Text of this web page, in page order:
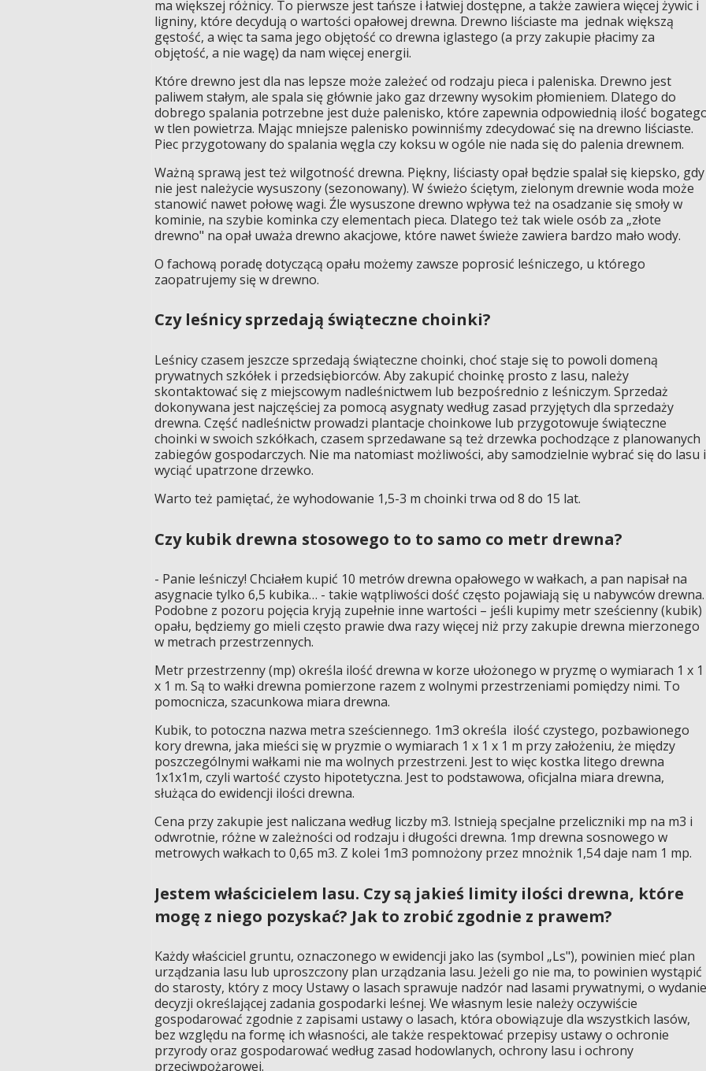
ma większej różnicy. To pierwsze jest tańsze i łatwiej dostępne, a także zawiera więcej żywic i
ligniny, które decydują o wartości opałowej drewna. Drewno liściaste ma jednak większą
gęstość, a więc ta sama jego objętość co drewna iglastego (a przy zakupie płacimy za
objętość, a nie wagę) da nam więcej energii.
Które drewno jest dla nas lepsze może zależeć od rodzaju pieca i paleniska. Drewno jest
paliwem stałym, ale spala się głównie jako gaz drzewny wysokim płomieniem. Dlatego do
dobrego spalania potrzebne jest duże palenisko, które zapewnia odpowiednią ilość
w tlen powietrza. Mając mniejsze palenisko powinniśmy zdecydować się na drewno liściaste.
Piec przygotowany do spalania węgla czy koksu w ogóle nie nada się do palenia drewnem.
Ważną sprawą jest też wilgotność drewna. Piękny, liściasty opał będzie spalał się kiepsko, gdy
nie jest należycie wysuszony (sezonowany). W świeżo ściętym, zielonym drewnie woda może
stanowić nawet połowę wagi. Źle wysuszone drewno wpływa też na osadzanie się smoły w
kominie, na szybie kominka czy elementach pieca. Dlatego też tak wiele osób za „złote
drewno" na opał uważa drewno akacjowe, które nawet świeże zawiera bardzo mało wody.
O fachową poradę dotyczącą opału możemy zawsze poprosić leśniczego, u którego
zaopatrujemy się w drewno.
Czy leśnicy sprzedają świąteczne choinki?
Leśnicy czasem jeszcze sprzedają świąteczne choinki, choć staje się to powoli domeną
prywatnych szkółek i przedsiębiorców. Aby zakupić choinkę prosto z lasu, należy
skontaktować się z miejscowym nadleśnictwem lub bezpośrednio z leśniczym. Sprzedaż
dokonywana jest najczęściej za pomocą asygnaty według zasad przyjętych dla sprzedaży
drewna. Część nadleśnictw prowadzi plantacje choinkowe lub przygotowuje świąteczne
choinki w swoich szkółkach, czasem sprzedawane są też drzewka pochodzące z planowanych
zabiegów gospodarczych. Nie ma natomiast możliwości, aby samodzielnie wybrać się do lasu i
wyciąć upatrzone drzewko.
Warto też pamiętać, że wyhodowanie 1,5-3 m choinki trwa od 8 do 15 lat.
Czy kubik drewna stosowego to to samo co metr drewna?
- Panie leśniczy! Chciałem kupić 10 metrów drewna opałowego w wałkach, a pan napisał na
asygnacie tylko 6,5 kubika… - takie wątpliwości dość często pojawiają się u nabywców drewna.
Podobne z pozoru pojęcia kryją zupełnie inne wartości – jeśli kupimy metr sześcienny (kubik)
opału, będziemy go mieli często prawie dwa razy więcej niż przy zakupie drewna mierzonego
w metrach przestrzennych.
Metr przestrzenny (mp) określa ilość drewna w korze ułożonego w pryzmę o wymiarach 1 x 1
x 1 m. Są to wałki drewna pomierzone razem z wolnymi przestrzeniami pomiędzy nimi. To
pomocnicza, szacunkowa miara drewna.
Kubik, to potoczna nazwa metra sześciennego. 1m3 określa ilość czystego, pozbawionego
kory drewna, jaka mieści się w pryzmie o wymiarach 1 x 1 x 1 m przy założeniu, że między
poszczególnymi wałkami nie ma wolnych przestrzeni. Jest to więc kostka litego drewna
1x1x1m, czyli wartość czysto hipotetyczna. Jest to podstawowa, oficjalna miara drewna,
służąca do ewidencji ilości drewna.
Cena przy zakupie jest naliczana według liczby m3. Istnieją specjalne przeliczniki mp na m3 i
odwrotnie, różne w zależności od rodzaju i długości drewna. 1mp drewna sosnowego w
metrowych wałkach to 0,65 m3. Z kolei 1m3 pomnożony przez mnożnik 1,54 daje nam 1 mp.
Jestem właścicielem lasu. Czy są jakieś limity ilości drewna, które
mogę z niego pozyskać? Jak to zrobić zgodnie z prawem?
Każdy właściciel gruntu, oznaczonego w ewidencji jako las (symbol „Ls"), powinien mieć plan
urządzania lasu lub uproszczony plan urządzania lasu. Jeżeli go nie ma, to powinien wystąpić
do starosty, który z mocy Ustawy o lasach sprawuje nadzór nad lasami prywatnymi, o wydanie
decyzji określającej zadania gospodarki leśnej. We własnym lesie należy oczywiście
gospodarować zgodnie z zapisami ustawy o lasach, która obowiązuje dla wszystkich lasów,
bez względu na formę ich własności, ale także respektować przepisy ustawy o ochronie
przyrody oraz gospodarować według zasad hodowlanych, ochrony lasu i ochrony
przeciwpożarowej.